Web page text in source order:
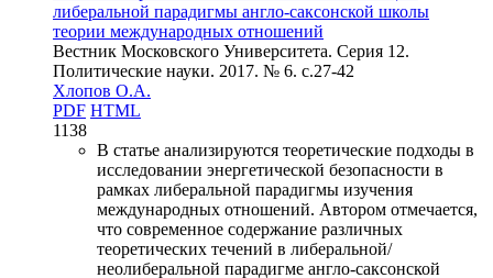
либеральной парадигмы англо-саксонской школы
теории международных отношений
Вестник Московского Университета. Серия 12.
Политические науки. 2017. № 6. c.27-42
Хлопов О.А.
PDF HTML
1138
В статье анализируются теоретические подходы в
исследовании энергетической безопасности в
рамках либеральной парадигмы изучения
международных отношений. Автором отмечается,
что современное содержание различных
теоретических течений в либеральной/
неолиберальной парадигме англо-саксонской